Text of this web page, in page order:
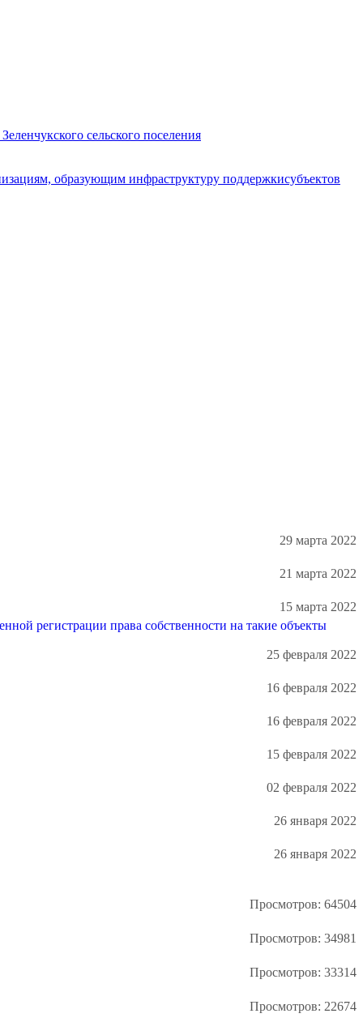
сельского поселения
образующим инфраструктуру поддержкисубъектов
29 марта 2022
21 марта 2022
15 марта 2022
регистрации права собственности на такие объекты
25 февраля 2022
16 февраля 2022
16 февраля 2022
15 февраля 2022
02 февраля 2022
26 января 2022
26 января 2022
Просмотров: 64504
Просмотров: 34981
Просмотров: 33314
Просмотров: 22674